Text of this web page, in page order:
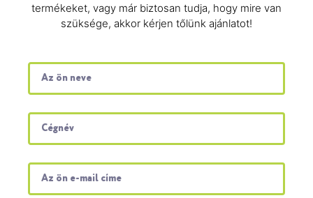
termékeket, vagy már biztosan tudja, hogy mire van
szüksége, akkor kérjen tőlünk ajánlatot!